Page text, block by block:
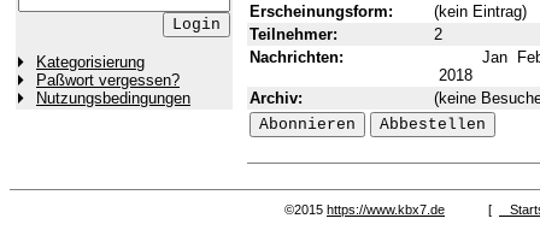
Kategorisierung
Paßwort vergessen?
Nutzungsbedingungen
Erscheinungsform:
(kein Eintrag)
Teilnehmer:
2
Nachrichten:
Jan
2018
Archiv:
(keine
©2015 https://www.kbx7.de [